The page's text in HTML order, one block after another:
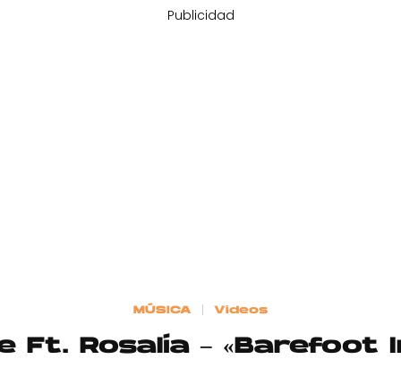
Publicidad
MÚSICA Videos
Ft. Rosalía – «Barefoot